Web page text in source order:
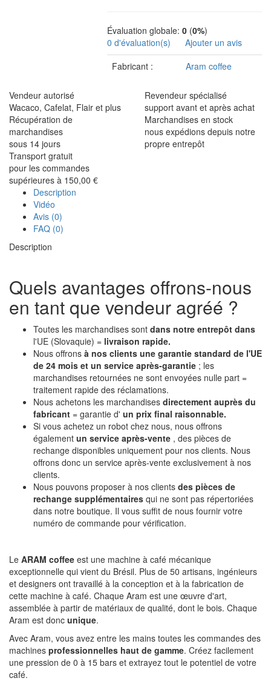
Évaluation globale: 0 (0%)
0 d'évaluation(s)
Ajouter un avis
Fabricant :
Aram coffee
Vendeur autorisé
Wacaco, Cafelat, Flair et plus
Revendeur spécialisé
support avant et après achat
Récupération de
marchandises
sous 14 jours
Marchandises en stock
nous expédions depuis notre
propre entrepôt
Transport gratuit
pour les commandes
supérieures à 150,00 €
Description
Vidéo
Avis (0)
FAQ (0)
Description
Quels avantages offrons-nous
en tant que vendeur agréé ?
Toutes les marchandises sont dans notre entrepôt dans
l'UE (Slovaquie) = livraison rapide.
Nous offrons à nos clients une garantie standard de l'UE
de 24 mois et un service après-garantie ; les
marchandises retournées ne sont envoyées nulle part =
traitement rapide des réclamations.
Nous achetons les marchandises directement auprès du
fabricant = garantie d' un prix final raisonnable.
Si vous achetez un robot chez nous, nous offrons
également un service après-vente , des pièces de
rechange disponibles uniquement pour nos clients. Nous
offrons donc un service après-vente exclusivement à nos
clients.
Nous pouvons proposer à nos clients des pièces de
rechange supplémentaires qui ne sont pas répertoriées
dans notre boutique. Il vous suffit de nous fournir votre
numéro de commande pour vérification.
Le ARAM coffee est une machine à café mécanique
exceptionnelle qui vient du Brésil. Plus de 50 artisans, ingénieurs
et designers ont travaillé à la conception et à la fabrication de
cette machine à café. Chaque Aram est une œuvre d'art,
assemblée à partir de matériaux de qualité, dont le bois. Chaque
Aram est donc unique.
Avec Aram, vous avez entre les mains toutes les commandes des
machines professionnelles haut de gamme. Créez facilement
une pression de 0 à 15 bars et extrayez tout le potentiel de votre
café.